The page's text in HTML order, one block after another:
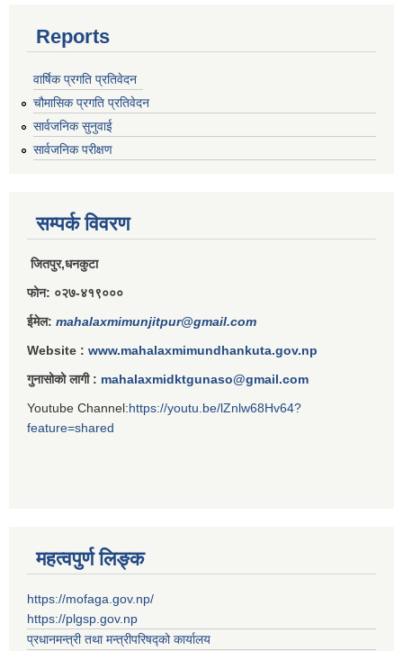
Reports
वार्षिक प्रगति प्रतिवेदन
चौमासिक प्रगति प्रतिवेदन
सार्वजनिक सुनुवाई
सार्वजनिक परीक्षण
सम्पर्क विवरण
जितपुर,धनकुटा
फोन: ०२७-४१९०००
ईमेल: mahalaxmimunjitpur@gmail.com
Website : www.mahalaxmimundhankuta.gov.np
गुनासोको लागी : mahalaxmidktgunaso@gmail.com
Youtube Channel:https://youtu.be/lZnlw68Hv64?
feature=shared
महत्वपुर्ण लिङ्क
https://mofaga.gov.np/
https://plgsp.gov.np
प्रधानमन्त्री तथा मन्त्रीपरिषद्को कार्यालय